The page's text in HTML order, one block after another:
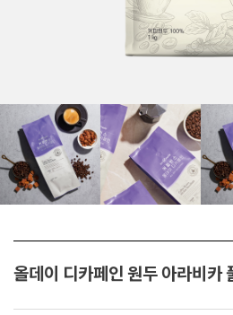
올데이 디카페인 원두 아라비카